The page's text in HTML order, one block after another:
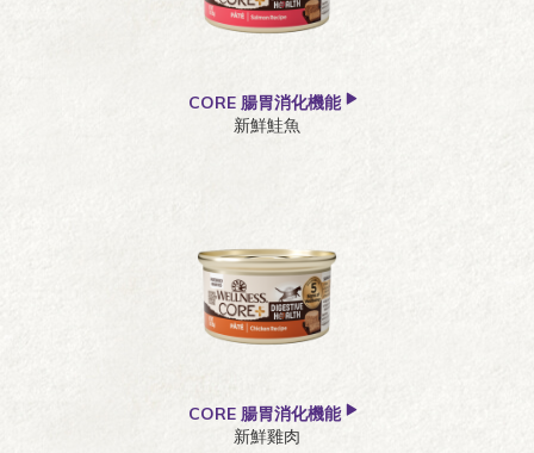
CORE 腸胃消化機能
新鮮鮭魚
CORE 腸胃消化機能
新鮮雞肉